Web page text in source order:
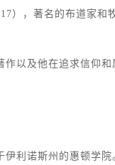
），著名的布道家
以及他在追求信仰
利诺斯州的惠顿学